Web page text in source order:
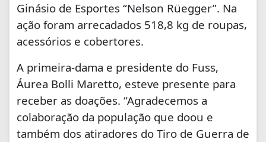
Ginásio de Esportes “Nelson Rüegger”. Na
ação foram arrecadados 518,8 kg de roupas,
acessórios e cobertores.
A primeira-dama e presidente do Fuss,
Áurea Bolli Maretto, esteve presente para
receber as doações. “Agradecemos a
colaboração da população que doou e
também dos atiradores do Tiro de Guerra de